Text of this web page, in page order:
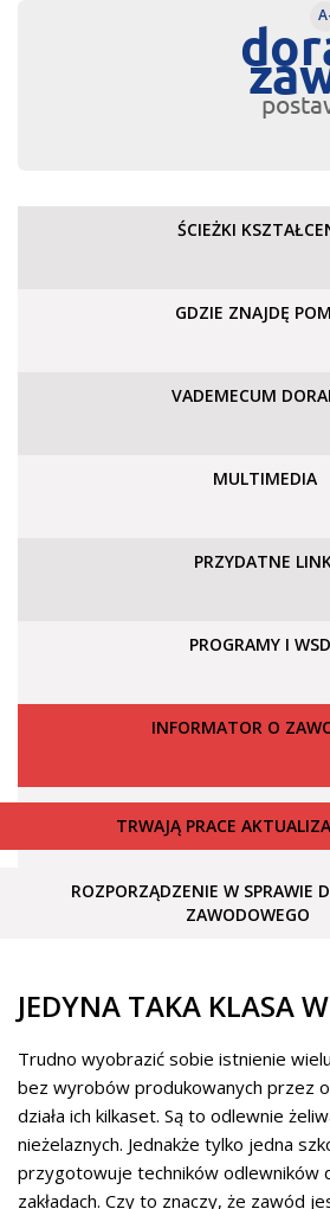
ŚCIEŻKI
GDZIE ZNAJDĘ
VADEMECUM
MULTIMEDIA
PRZYDATNE
PROGRAMY I
INFORMATOR O
TRWAJĄ PRACE
ROZPORZĄDZENIE W SPRAWIE
ZAWODOWEGO
JEDYNA TAKA KLASA
Trudno wyobrazić sobie istnienie
bez wyrobów produkowanych przez
działa ich kilkaset. Są to odlewnie
nieżelaznych. Jednakże tylko jedna
przygotowuje techników odlewników
zakładach. Czy to znaczy, że zawód